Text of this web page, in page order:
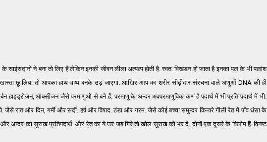
साइंसदानों ने बना तो लिए हैं लेकिन इनकी जीवन लीला अत्यल्प होती है. स्वत: विखंडन हो जाता है इनका पल के भी पलांश
छू लिया तो आपका हाथ वाष्प बनके उड़ जाएगा. आखिर आप का शरीर सीढ़ीदार संरचना वाले अणुओं DNA की ही
हाइड्रोजन, ऑक्सीजन जैसे परमाणुओं से बने हैं. परमाणु के अन्दर अवपरमाणुविक कण हैं पदार्थ में भी प्रति पदार्थ में भी.
रात और दिन, गर्मी और सर्दी. हर्ष और विषाद. ठंडा और गरम. जैसे कोई बच्चा समुन्दर किनारे गीली रेत में पाँव धंसा के
और अन्दर का सूराख प्रतिपदार्थ. और रेत का ये घर जब गिरे तो खोल सुराख को भर दे. दोनों एक दूसरे के विलोम हैं. विनष्ट